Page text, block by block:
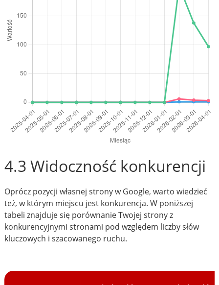
4.3 Widoczność konkurencji
Oprócz pozycji własnej strony w Google, warto wiedzieć
też, w którym miejscu jest konkurencja. W poniższej
tabeli znajduje się porównanie Twojej strony z
konkurencyjnymi stronami pod względem liczby słów
kluczowych i szacowanego ruchu.